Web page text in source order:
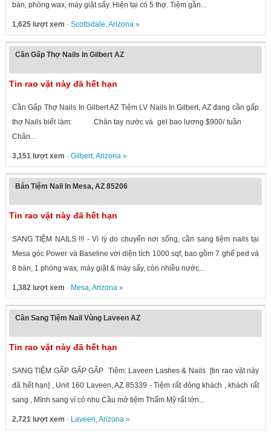
bàn, phòng wax, máy giặt sấy. Hiện tại có 5 thợ. Tiệm gần...
1,625 lượt xem · Scottsdale,Arizona»
Cần Gấp Thợ Nails In Gilbert AZ
Tin rao vặt này đã hết hạn
Cần Gấp Thợ Nails In Gilbert AZ Tiệm LV Nails In Gilbert, AZ đang cần gấp
thợ Nails biết làm: Chân tay nước và gel bao lương $900/ tuần
Chân...
3,151 lượt xem · Gilbert,Arizona»
Bán Tiệm Nail In Mesa, AZ 85206
Tin rao vặt này đã hết hạn
SANG TIỆM NAILS !!! - Vì lý do chuyển nơi sống, cần sang tiệm nails tại
Mesa góc Power và Baseline với diện tích 1000 sqf, bao gồm 7 ghế ped và
8 bàn, 1 phòng wax, máy giặt & máy sấy, còn nhiều nước...
1,382 lượt xem · Mesa,Arizona»
Cần Sang Tiệm Nail Vùng Laveen AZ
Tin rao vặt này đã hết hạn
SANG TIỆM GẤP GẤP GẤP Tiệm: Laveen Lashes & Nails [tin rao vặt này
đã hết hạn] , Unit 160 Laveen, AZ 85339 - Tiệm rất đông khách , khách rất
sang , Mīnh sang vì có nhu Cầu mở tiệm Thẩm Mỹ rất lớn...
2,721 lượt xem · Laveen,Arizona»